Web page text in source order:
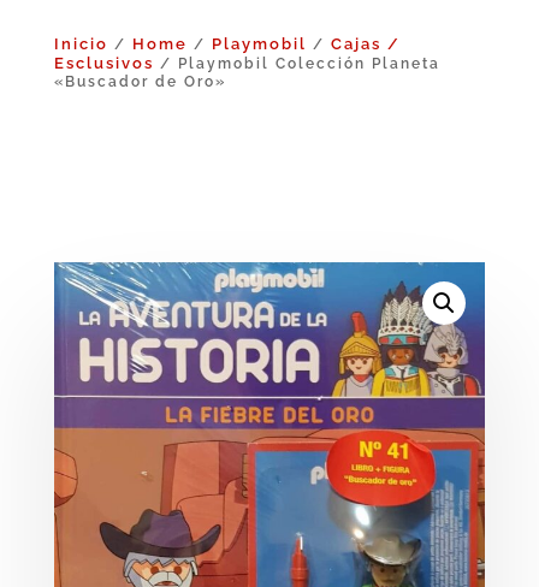
Inicio / Home / Playmobil / Cajas /
Esclusivos / Playmobil Colección Planeta
«Buscador de Oro»